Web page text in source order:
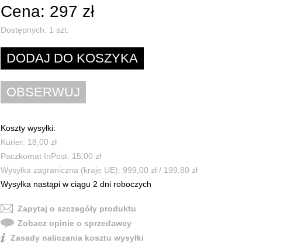
Cena: 297 zł
Dostępnych: 1 szt.
Koszty wysyłki:
Kurier: 18,00 zł
Paczkomat InPost: 15,00 zł
Wysyłka zagraniczna (kraje UE): 999,00 zł / 199,80 zł
Wysyłka nastąpi w ciągu 2 dni roboczych
Zapytaj o szczegóły produktu
Zobacz opinie o sprzedawcy
Zasady naliczania kosztu wysyłki